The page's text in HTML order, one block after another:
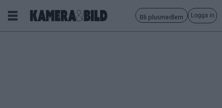
Bli plusmedlem Logga in